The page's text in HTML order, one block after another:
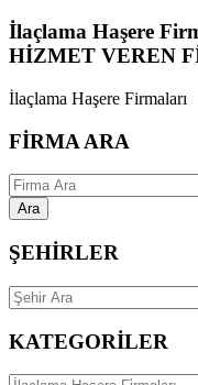
İlaçlama Haşere
HİZMET VEREN
İlaçlama Haşere Firmaları
FİRMA ARA
Ara
ŞEHİRLER
KATEGORİLER